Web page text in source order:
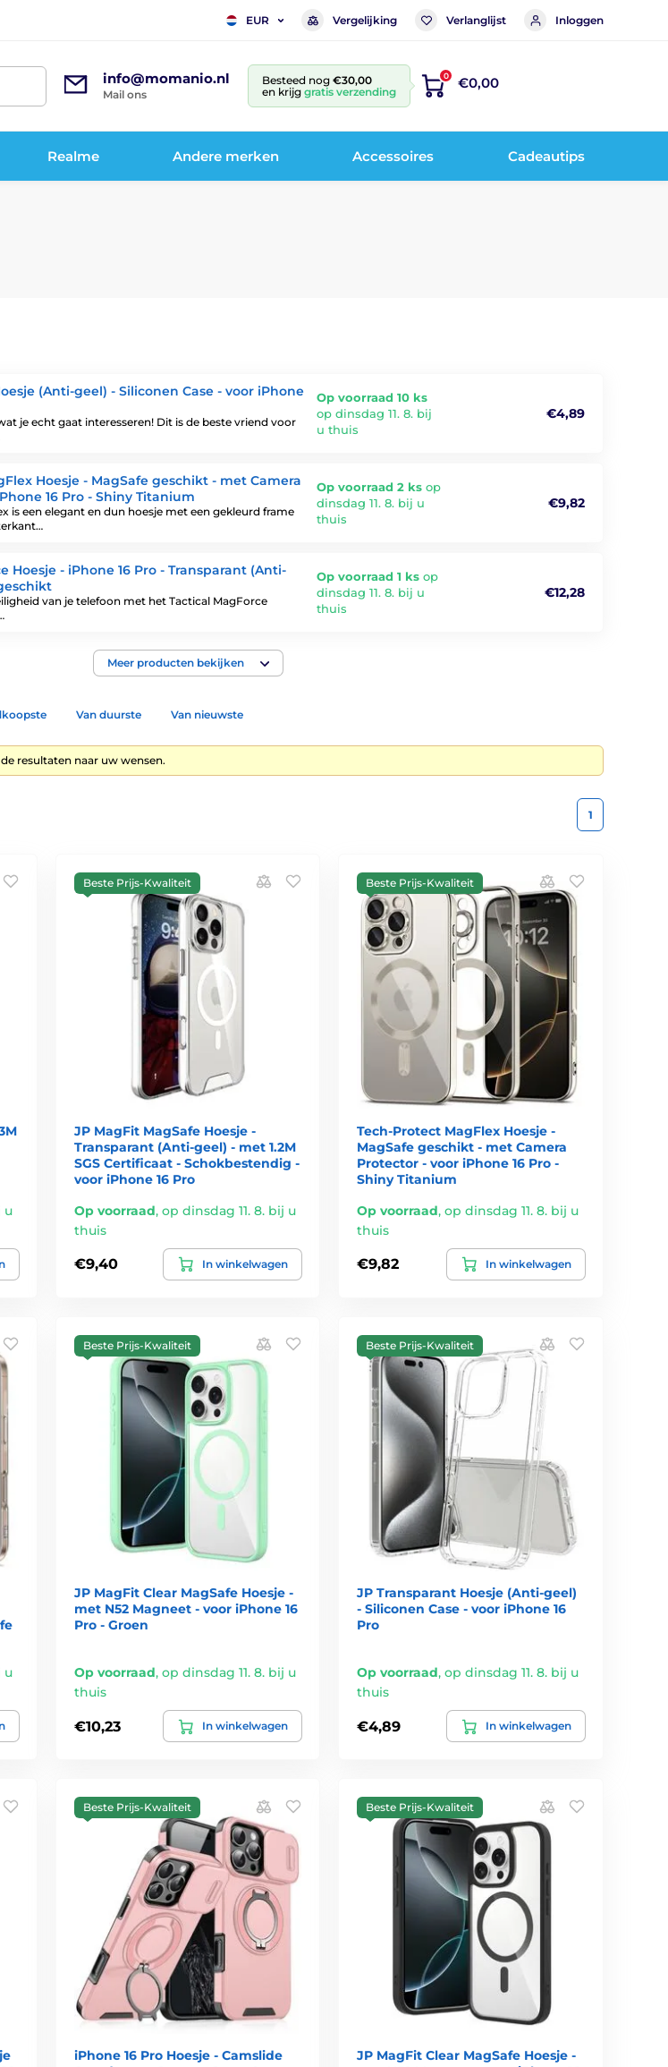
EUR Vergelijking Verlanglijst Inloggen
info@momanio.nl
Mail ons
Besteed nog €30,00
en krijg gratis verzending
0 €0,00
Realme Andere merken Accessoires Cadeautips
(Anti-geel) - Siliconen Case - voor iPhone
je echt gaat interesseren! Dit is de beste vriend voor
Op voorraad 10 ks
op dinsdag 11. 8. bij
u thuis
€4,89
Hoesje - MagSafe geschikt - met Camera
16 Pro - Shiny Titanium
is een elegant en dun hoesje met een gekleurd frame
Op voorraad 2 ks op
dinsdag 11. 8. bij u
thuis
€9,82
Hoesje - iPhone 16 Pro - Transparant (Anti-
van je telefoon met het Tactical MagForce
Op voorraad 1 ks op
dinsdag 11. 8. bij u
thuis
€12,28
Meer producten bekijken
Van duurste Van nieuwste
resultaten naar uw wensen.
1
u
Beste Prijs-Kwaliteit
JP MagFit MagSafe Hoesje -
Transparant (Anti-geel) - met 1.2M
SGS Certificaat - Schokbestendig -
voor iPhone 16 Pro
Op voorraad, op dinsdag 11. 8. bij u
thuis
€9,40 In winkelwagen
Beste Prijs-Kwaliteit
Tech-Protect MagFlex Hoesje -
MagSafe geschikt - met Camera
Protector - voor iPhone 16 Pro -
Shiny Titanium
Op voorraad,op dinsdag 11. 8. bij u
thuis
€9,82 In winkelwagen
u
Beste Prijs-Kwaliteit
JP MagFit Clear MagSafe Hoesje -
met N52 Magneet - voor iPhone 16
Pro - Groen
Op voorraad, op dinsdag 11. 8. bij u
thuis
€10,23 In winkelwagen
Beste Prijs-Kwaliteit
JP Transparant Hoesje (Anti-geel)
- Siliconen Case - voor iPhone 16
Pro
Op voorraad,op dinsdag 11. 8. bij u
thuis
€4,89 In winkelwagen
Beste Prijs-Kwaliteit
iPhone 16 Pro Hoesje - Camslide
Beste Prijs-Kwaliteit
JP MagFit Clear MagSafe Hoesje -